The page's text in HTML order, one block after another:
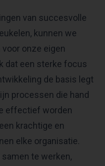
van succesvolle
kunnen we
onze eigen
dat een sterke focus
de basis legt
processen die hand
effectief worden
krachtige en
elke organisatie.
te werken,